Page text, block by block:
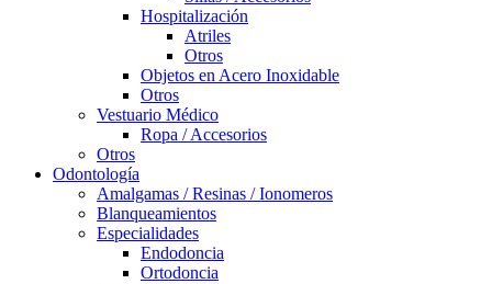
Hospitalización
Atriles
Otros
Objetos en Acero Inoxidable
Otros
Vestuario Médico
Ropa / Accesorios
Otros
Odontología
Amalgamas / Resinas / Ionomeros
Blanqueamientos
Especialidades
Endodoncia
Ortodoncia